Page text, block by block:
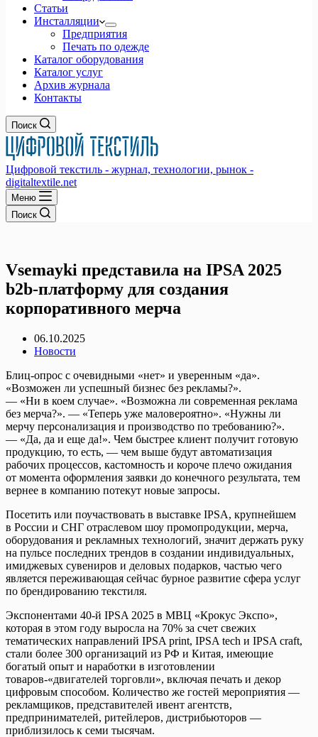
Статьи
Инсталляции
Предприятия
Печать по одежде
Каталог оборудования
Каталог услуг
Архив журнала
Контакты
Поиск
Цифровой текстиль - журнал, технологии, рынок -
digitaltextile.net
Меню
Поиск
Vsemayki представила на IPSA 2025
b2b-платформу для создания
корпоративного мерча
06.10.2025
Новости
Блиц-опрос с очевидными «нет» и уверенным «да».
«Возможен ли успешный бизнес без рекламы?».
— «Ни в коем случае». «Возможна ли современная реклама
без мерча?». — «Теперь уже маловероятно». «Нужны ли
мерчу персонализация и производство по требованию?».
— «Да, да и еще да!». Чем быстрее клиент получит готовую
продукцию, то есть, — чем выше будут автоматизация
рабочих процессов, кастомность и короче плечо ожидания
от момента оформления заявки до конечного результата, тем
вернее в компанию потекут новые запросы.
Посетить или поучаствовать в выставке IPSA, крупнейшем
в России и СНГ отраслевом шоу промопродукции, мерча,
оборудования и рекламных технологий, значит держать руку
на пульсе последних трендов в создании индивидуальных,
имиджевых сувениров и деловых подарков, частью чего
является переживающая сейчас бурное развитие сфера услуг
по брендированию текстиля.
Экспонентами 40-й IPSA 2025 в МВЦ «Крокус Экспо»,
которая в этом году выросла на 70% за счет свежих
тематических направлений IPSA print, IPSA tech и IPSA craft,
стали более 300 организаций из РФ и Китая, имеющие
богатый опыт и наработки в изготовлении
товаров-«двигателей торговли», включая печать и декор
цифровым способом. Количество же гостей мероприятия —
рекламщиков, представителей ивент агентств,
предпринимателей, ритейлеров, дистрибьюторов —
приблизилось к семи тысячам.